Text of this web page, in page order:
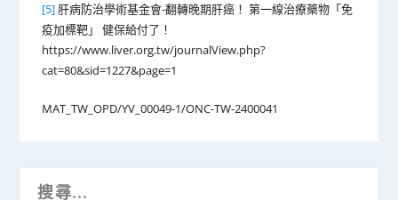
[5] 肝病防治學術基金會-翻轉晚期肝癌！ 第一線治療藥物「免
疫加標靶」 健保給付了！
https://www.liver.org.tw/journalView.php?
cat=80&sid=1227&page=1
MAT_TW_OPD/YV_00049-1/ONC-TW-2400041